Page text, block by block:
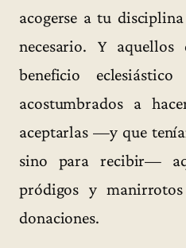
acogerse a tu
necesario. Y
beneficio
acostumbrados a
aceptarlas —y que
sino para recibir—
pródigos y
donaciones.